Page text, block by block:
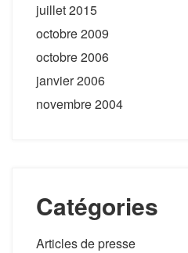
juillet 2015
octobre 2009
octobre 2006
janvier 2006
novembre 2004
Catégories
Articles de presse